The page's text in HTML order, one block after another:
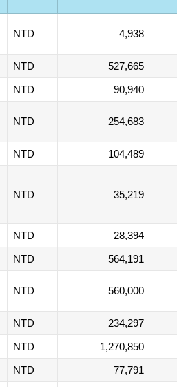
NTD 4,938
NTD 527,665
NTD 90,940
NTD 254,683
NTD 104,489
NTD 35,219
NTD 28,394
NTD 564,191
NTD 560,000
NTD 234,297
NTD 1,270,850
NTD 77,791